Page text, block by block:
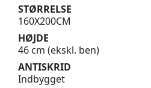
STØRRELSE
160X200CM
HØJDE
46 cm (ekskl. ben)
ANTISKRID
Indbygget